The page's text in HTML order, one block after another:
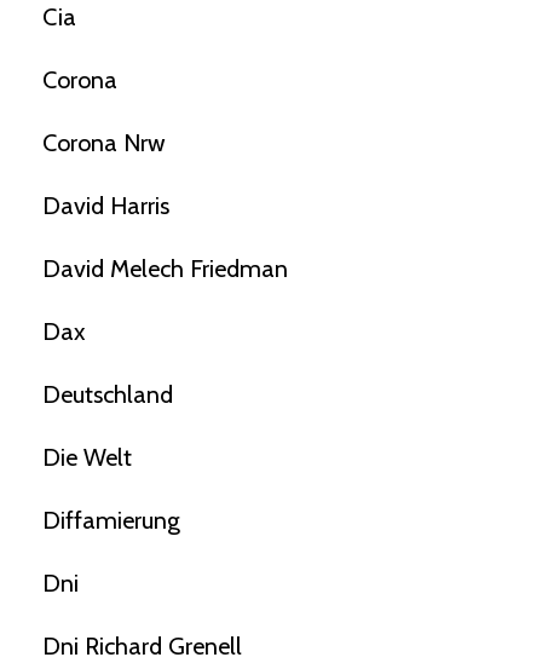
Cia
Corona
Corona Nrw
David Harris
David Melech Friedman
Dax
Deutschland
Die Welt
Diffamierung
Dni
Dni Richard Grenell